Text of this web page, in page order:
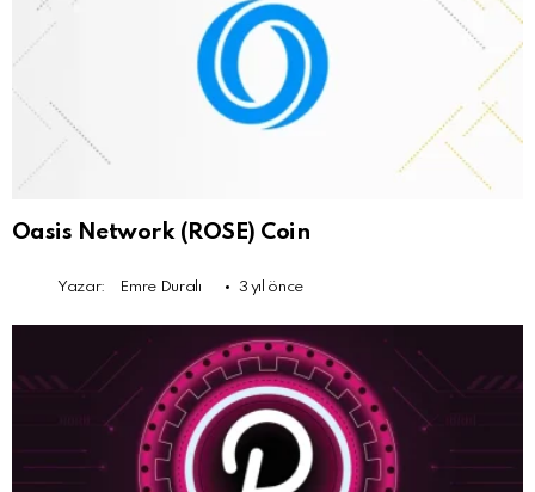
Oasis Network (ROSE) Coin
Yazar: Emre Duralı 3 yıl önce